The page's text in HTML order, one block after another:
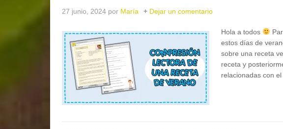
27 junio, 2024 por María Dejar un comentario
Hola a todos
estos días de
sobre una receta
receta y
relacionadas con el